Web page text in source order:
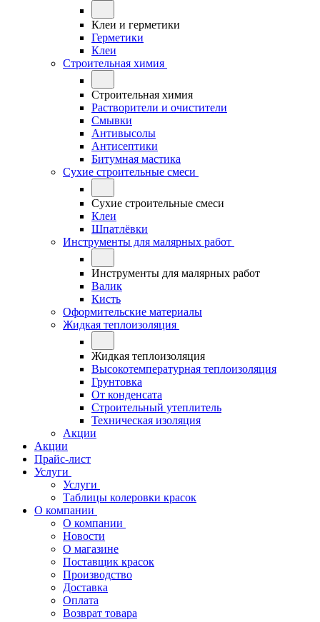
Клеи и герметики
Герметики
Клеи
Строительная химия
Строительная химия
Растворители и очистители
Смывки
Антивысолы
Антисептики
Битумная мастика
Сухие строительные смеси
Сухие строительные смеси
Клеи
Шпатлёвки
Инструменты для малярных работ
Инструменты для малярных работ
Валик
Кисть
Оформительские материалы
Жидкая теплоизоляция
Жидкая теплоизоляция
Высокотемпературная теплоизоляция
Грунтовка
От конденсата
Строительный утеплитель
Техническая изоляция
Акции
Акции
Прайс-лист
Услуги
Услуги
Таблицы колеровки красок
О компании
О компании
Новости
О магазине
Поставщик красок
Производство
Доставка
Оплата
Возврат товара